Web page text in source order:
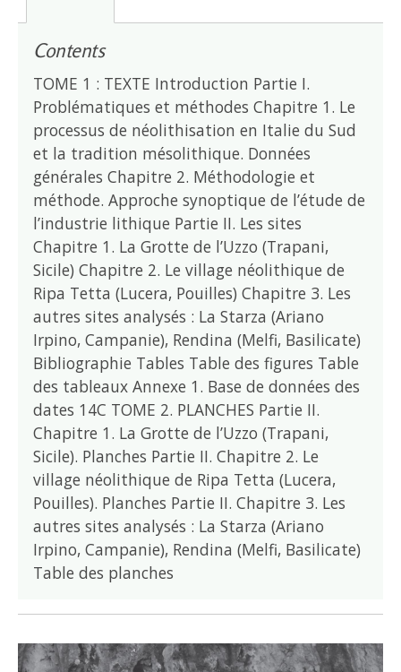
Contents
TOME 1 : TEXTE Introduction Partie I.
Problématiques et méthodes Chapitre 1. Le
processus de néolithisation en Italie du Sud
et la tradition mésolithique. Données
générales Chapitre 2. Méthodologie et
méthode. Approche synoptique de l’étude de
l’industrie lithique Partie II. Les sites
Chapitre 1. La Grotte de l’Uzzo (Trapani,
Sicile) Chapitre 2. Le village néolithique de
Ripa Tetta (Lucera, Pouilles) Chapitre 3. Les
autres sites analysés : La Starza (Ariano
Irpino, Campanie), Rendina (Melfi, Basilicate)
Bibliographie Tables Table des figures Table
des tableaux Annexe 1. Base de données des
dates 14C TOME 2. PLANCHES Partie II.
Chapitre 1. La Grotte de l’Uzzo (Trapani,
Sicile). Planches Partie II. Chapitre 2. Le
village néolithique de Ripa Tetta (Lucera,
Pouilles). Planches Partie II. Chapitre 3. Les
autres sites analysés : La Starza (Ariano
Irpino, Campanie), Rendina (Melfi, Basilicate)
Table des planches